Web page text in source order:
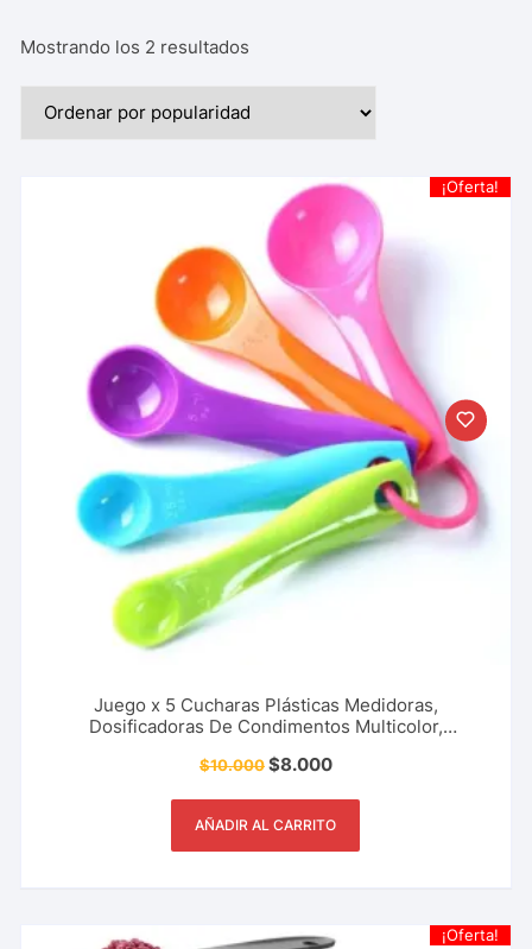
Mostrando los 2 resultados
¡Oferta!
Juego x 5 Cucharas Plásticas Medidoras,
Dosificadoras De Condimentos Multicolor,
$10.000$8.000
AÑADIR AL CARRITO
¡Oferta!